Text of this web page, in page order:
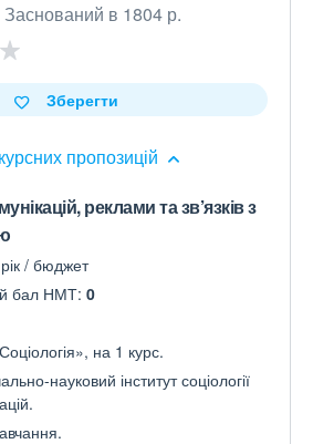
в 1804 р.
пропозицій
Зберегти
реклами та зв’язків з
/ бюджет
бал НМТ: 0
на 1 курс.
науковий інститут соціології